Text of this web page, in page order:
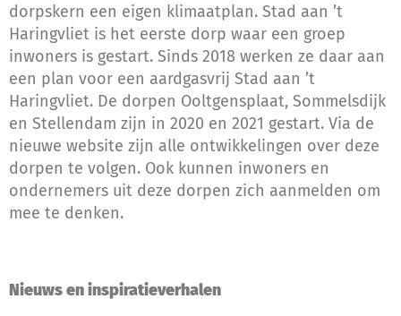
dorpskern een eigen klimaatplan. Stad aan ’t
Haringvliet is het eerste dorp waar een groep
inwoners is gestart. Sinds 2018 werken ze daar aan
een plan voor een aardgasvrij Stad aan ’t
Haringvliet. De dorpen Ooltgensplaat, Sommelsdijk
en Stellendam zijn in 2020 en 2021 gestart. Via de
nieuwe website zijn alle ontwikkelingen over deze
dorpen te volgen. Ook kunnen inwoners en
ondernemers uit deze dorpen zich aanmelden om
mee te denken.
Nieuws en inspiratieverhalen